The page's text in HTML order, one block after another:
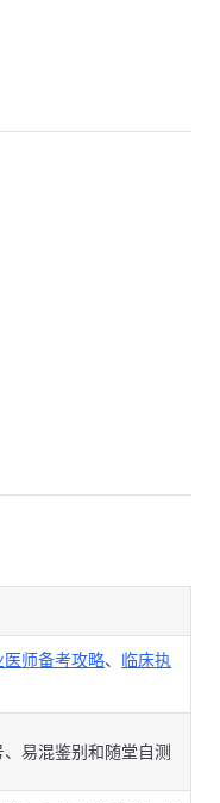
医师备考攻略、 临床执
易混鉴别和随堂自测